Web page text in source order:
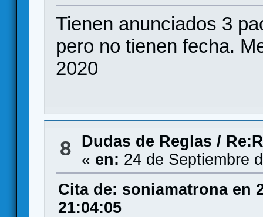
Tienen anunciados 3
pero no tienen fecha.
2020
8 Dudas de Reglas /
« en: 24 de Septiembre
Cita de: soniamatrona en
21:04:05